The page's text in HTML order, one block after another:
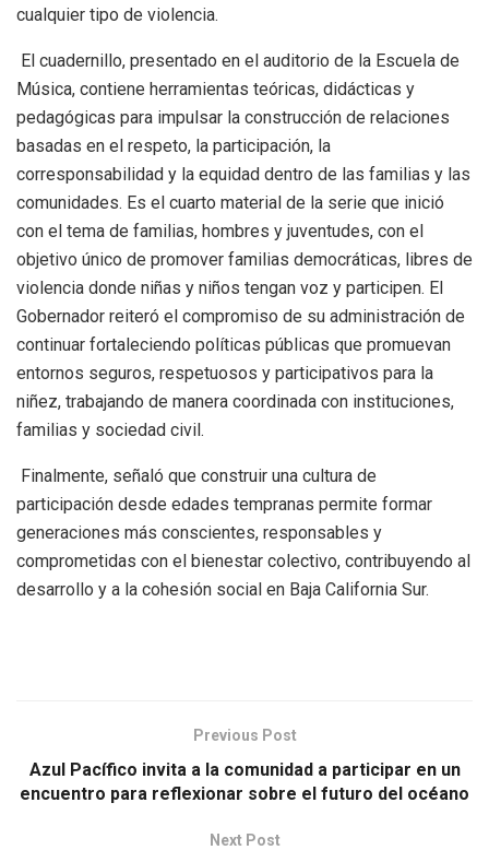
cualquier tipo de violencia.
El cuadernillo, presentado en el auditorio de la Escuela de
Música, contiene herramientas teóricas, didácticas y
pedagógicas para impulsar la construcción de relaciones
basadas en el respeto, la participación, la
corresponsabilidad y la equidad dentro de las familias y las
comunidades. Es el cuarto material de la serie que inició
con el tema de familias, hombres y juventudes, con el
objetivo único de promover familias democráticas, libres de
violencia donde niñas y niños tengan voz y participen. El
Gobernador reiteró el compromiso de su administración de
continuar fortaleciendo políticas públicas que promuevan
entornos seguros, respetuosos y participativos para la
niñez, trabajando de manera coordinada con instituciones,
familias y sociedad civil.
Finalmente, señaló que construir una cultura de
participación desde edades tempranas permite formar
generaciones más conscientes, responsables y
comprometidas con el bienestar colectivo, contribuyendo al
desarrollo y a la cohesión social en Baja California Sur.
Previous Post
Azul Pacífico invita a la comunidad a participar en un
encuentro para reflexionar sobre el futuro del océano
Next Post